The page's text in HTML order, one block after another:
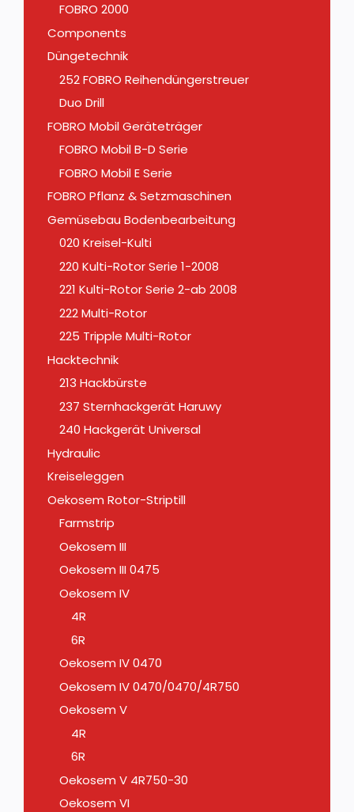
FOBRO 2000
Components
Düngetechnik
252 FOBRO Reihendüngerstreuer
Duo Drill
FOBRO Mobil Geräteträger
FOBRO Mobil B-D Serie
FOBRO Mobil E Serie
FOBRO Pflanz & Setzmaschinen
Gemüsebau Bodenbearbeitung
020 Kreisel-Kulti
220 Kulti-Rotor Serie 1-2008
221 Kulti-Rotor Serie 2-ab 2008
222 Multi-Rotor
225 Tripple Multi-Rotor
Hacktechnik
213 Hackbürste
237 Sternhackgerät Haruwy
240 Hackgerät Universal
Hydraulic
Kreiseleggen
Oekosem Rotor-Striptill
Farmstrip
Oekosem III
Oekosem III 0475
Oekosem IV
4R
6R
Oekosem IV 0470
Oekosem IV 0470/0470/4R750
Oekosem V
4R
6R
Oekosem V 4R750-30
Oekosem VI